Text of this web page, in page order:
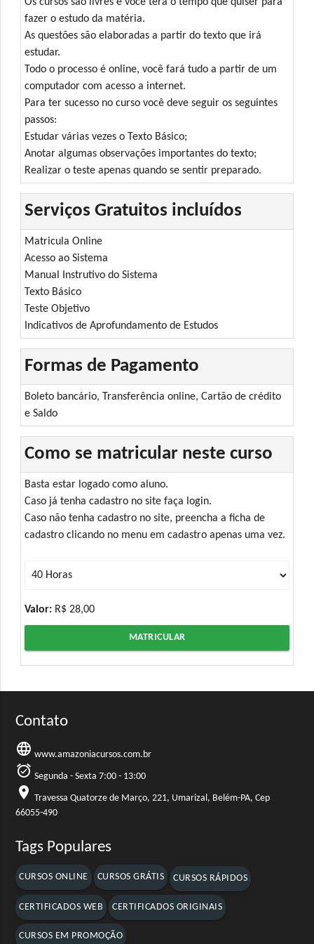
fazer o estudo da matéria.
As questões são elaboradas a partir do texto que irá
estudar.
Todo o processo é online, você fará tudo a partir de um
computador com acesso a internet.
Para ter sucesso no curso você deve seguir os seguintes
passos:
Estudar várias vezes o Texto Básico;
Anotar algumas observações importantes do texto;
Realizar o teste apenas quando se sentir preparado.
Serviços Gratuitos incluídos
Matricula Online
Acesso ao Sistema
Manual Instrutivo do Sistema
Texto Básico
Teste Objetivo
Indicativos de Aprofundamento de Estudos
Formas de Pagamento
Boleto bancário, Transferência online, Cartão de crédito
e Saldo
Como se matricular neste curso
Basta estar logado como aluno.
Caso já tenha cadastro no site faça login.
Caso não tenha cadastro no site, preencha a ficha de
cadastro clicando no menu em cadastro apenas uma vez.
Valor: R$ 28,00
MATRICULAR
Contato
language www.amazoniacursos.com.br
alarm_on Segunda - Sexta 7:00 - 13:00
location_on Travessa Quatorze de Março, 221, Umarizal, Belém-PA, Cep
66055-490
Tags Populares
CURSOS ONLINE CURSOS GRÁTIS CURSOS RÁPIDOS
CERTIFICADOS WEB CERTIFICADOS ORIGINAIS
CURSOS EM PROMOÇÃO